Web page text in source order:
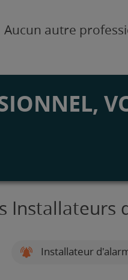
Aucun autre
Installateurs
Installateur